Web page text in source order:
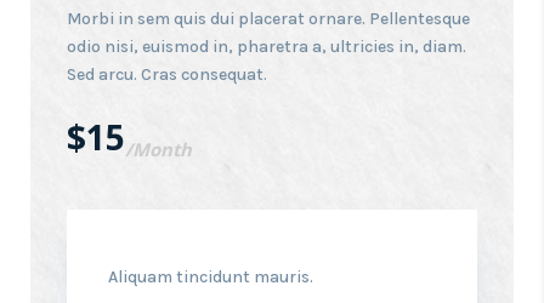
Morbi in sem quis dui placerat ornare. Pellentesque
odio nisi, euismod in, pharetra a, ultricies in, diam.
Sed arcu. Cras consequat.
$15/Month
Aliquam tincidunt mauris.